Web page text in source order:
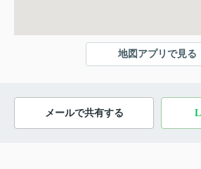
地図アプリで見る
メールで共有する